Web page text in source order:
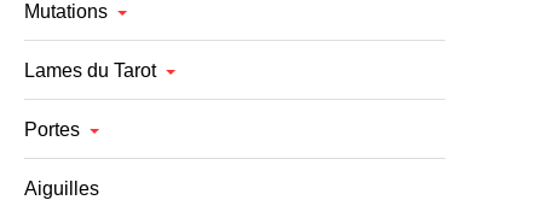
Mutations
Lames du Tarot
Portes
Aiguilles